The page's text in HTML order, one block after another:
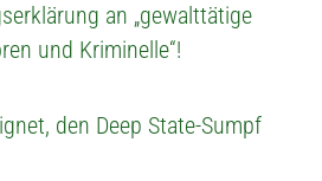
an „gewalttätige
und Kriminelle“!
den Deep State-Sumpf